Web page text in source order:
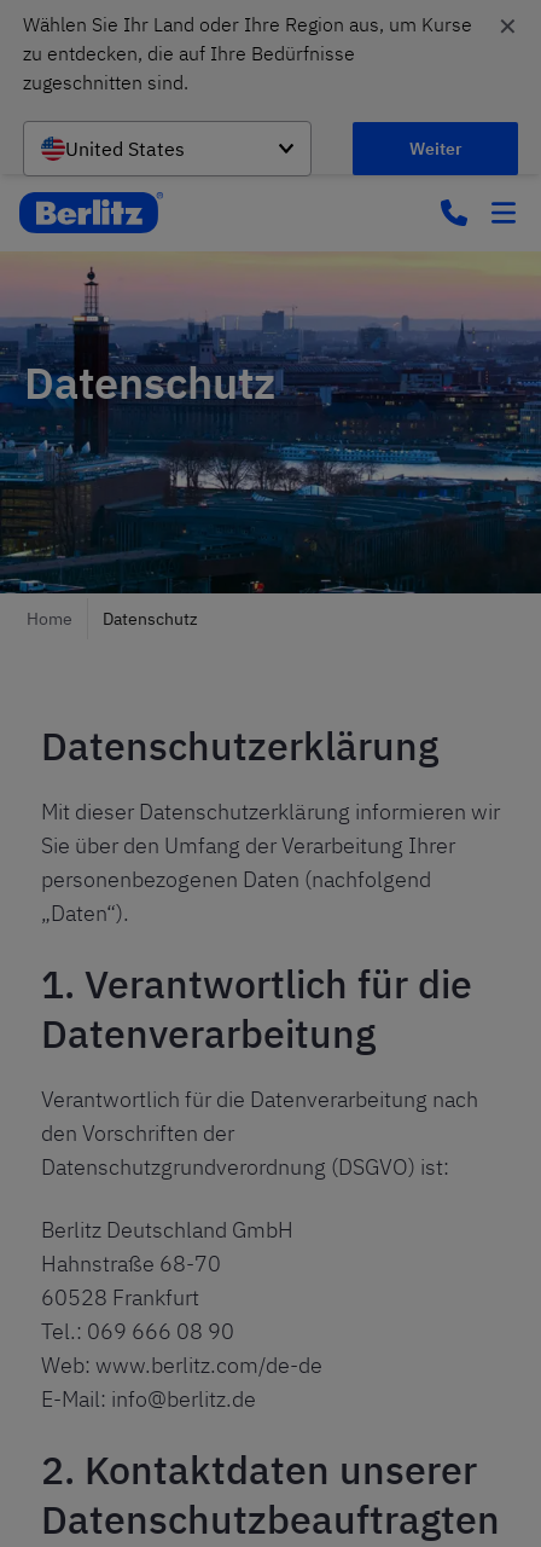
Wählen Sie Ihr Land oder Ihre Region aus, um Kurse
zu entdecken, die auf Ihre Bedürfnisse
zugeschnitten sind.
United States Weiter
✕
Datenschutz
Home Datenschutz
Datenschutzerklärung
Mit dieser Datenschutzerklärung informieren wir
Sie über den Umfang der Verarbeitung Ihrer
personenbezogenen Daten (nachfolgend
„Daten“).
1. Verantwortlich für die
Datenverarbeitung
Verantwortlich für die Datenverarbeitung nach
den Vorschriften der
Datenschutzgrundverordnung (DSGVO) ist:
Berlitz Deutschland GmbH
Hahnstraße 68-70
60528 Frankfurt
Tel.: 069 666 08 90
Web: www.berlitz.com/de-de
E-Mail: info@berlitz.de
2. Kontaktdaten unserer
Datenschutzbeauftragten